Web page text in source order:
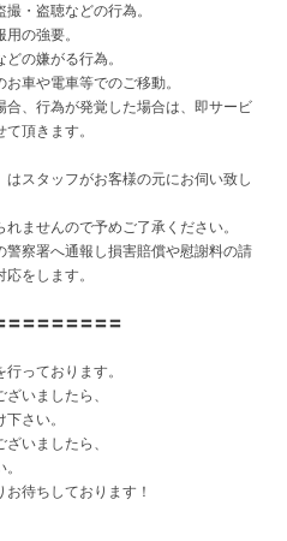
・盗聴などの行為。
の強要。
の嫌がる行為。
車や電車等でのご移動。
、行為が発覚した場合は、即サービ
頂きます。
スタッフがお客様の元にお伺い致し
ませんので予めご了承ください。
察署へ通報し損害賠償や慰謝料の請
をします。
〓〓〓〓〓〓〓〓
っております。
いましたら、
さい。
いましたら、
待ちしております！